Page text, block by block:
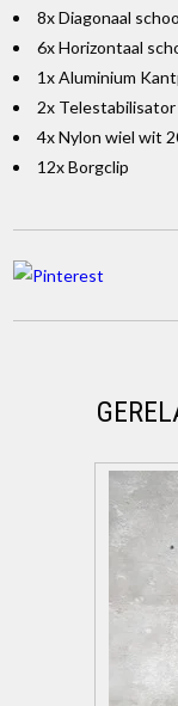
8x Diagonaal
6x Horizontaal
1x Aluminium
2x Telestabilisator
4x Nylon wiel wit
12x Borgclip